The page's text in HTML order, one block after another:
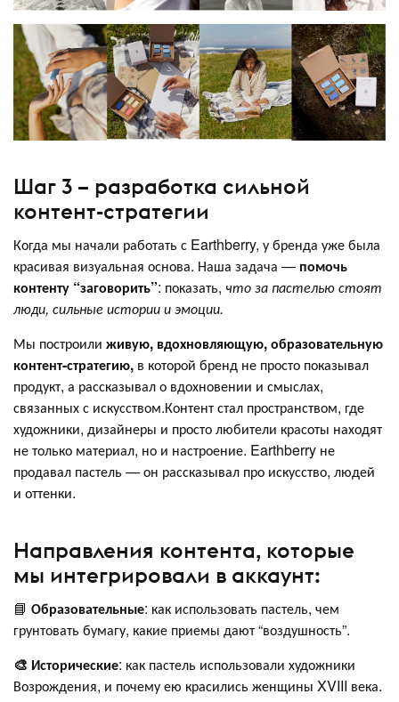
Шаг 3 – разработка сильной
контент-стратегии
Когда мы начали работать с Earthberry, у бренда уже была
красивая визуальная основа. Наша задача — помочь
контенту “заговорить”: показать, что за пастелью стоят
люди, сильные истории и эмоции.
Мы построили живую, вдохновляющую, образовательную
контент-стратегию, в которой бренд не просто показывал
продукт, а рассказывал о вдохновении и смыслах,
связанных с искусством.Контент стал пространством, где
художники, дизайнеры и просто любители красоты находят
не только материал, но и настроение. Earthberry не
продавал пастель — он рассказывал про искусство, людей
и оттенки.
Направления контента, которые
мы интегрировали в аккаунт:
📘 Образовательные: как использовать пастель, чем
грунтовать бумагу, какие приемы дают “воздушность”.
🎨 Исторические: как пастель использовали художники
Возрождения, и почему ею красились женщины XVIII века.